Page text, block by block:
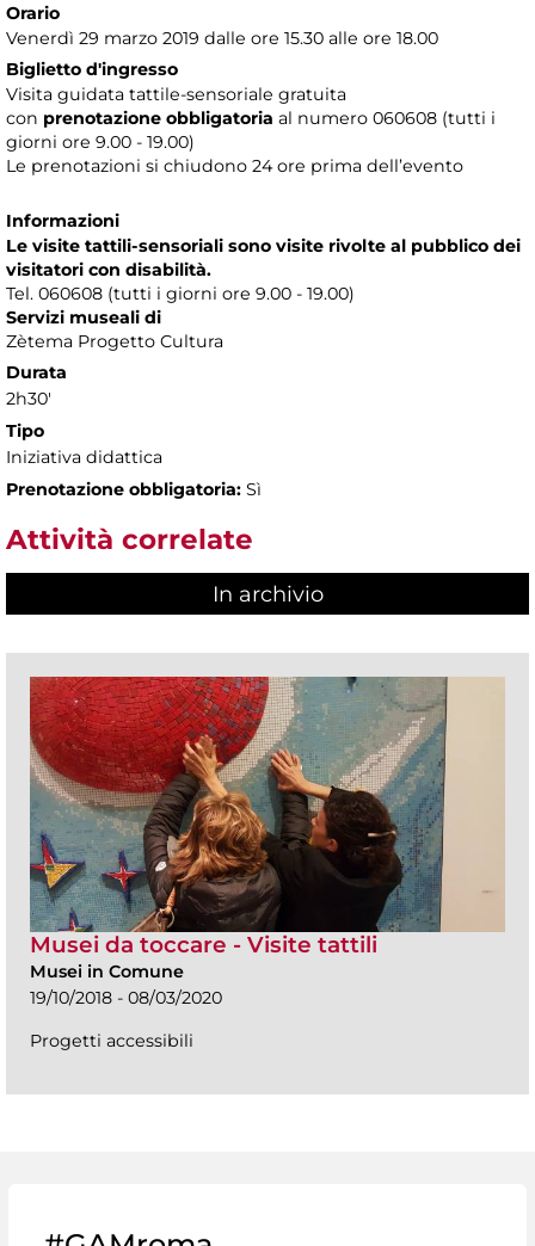
Orario
Venerdì 29 marzo 2019 dalle ore 15.30 alle ore 18.00
Biglietto d'ingresso
Visita guidata tattile-sensoriale gratuita
con prenotazione obbligatoria al numero 060608 (tutti i
giorni ore 9.00 - 19.00)
Le prenotazioni si chiudono 24 ore prima dell’evento
Informazioni
Le visite tattili-sensoriali sono visite rivolte al pubblico dei
visitatori con disabilità.
Tel. 060608 (tutti i giorni ore 9.00 - 19.00)
Servizi museali di
Zètema Progetto Cultura
Durata
2h30'
Tipo
Iniziativa didattica
Prenotazione obbligatoria: Sì
Attività correlate
In archivio
Musei da toccare - Visite tattili
Musei in Comune
19/10/2018 - 08/03/2020
Progetti accessibili